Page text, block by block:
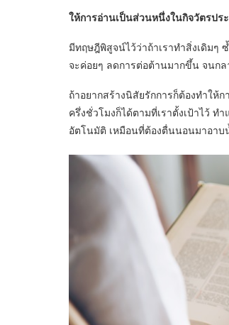
ให้การอ่านเป็นส่วนหนึ่งในกิจวัตรปร
มีทฤษฎีพิสูจน์ไว้ว่าถ้าเราทำสิ่งเดิมๆ
จะค่อยๆ ลดการต่อต้านมากขึ้น จนก
ถ้าอยากสร้างนิสัยรักการก็ต้องทำให้
ครึ่งชั่วโมงก็ได้ตามที่เราตั้งเป้าไว้
อัตโนมัติ เหมือนที่ต้องตื่นนอนมาอาบ